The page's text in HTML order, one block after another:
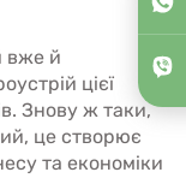
вже й
цієї
Знову ж таки,
це створює
та економіки